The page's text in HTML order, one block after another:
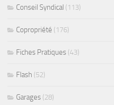
Conseil Syndical (113)
Copropriété (176)
Fiches Pratiques (43)
Flash (52)
Garages (28)